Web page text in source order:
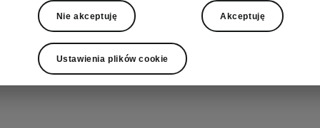
płynności przejazdu. Miko przygotowując się do wyzwania,
techniki eco-drivingu, dobór opon i odpowiednie ciśnienie,
prędkości.
Nie akceptuję Akceptuję
Ustawienia plików cookie